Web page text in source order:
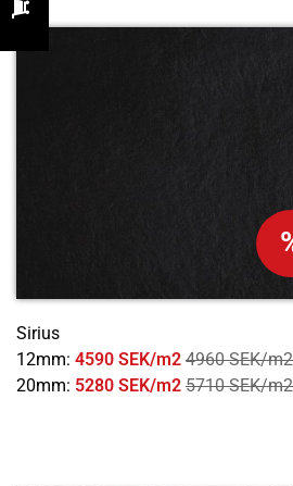
Sirius
12mm: 4590 SEK/m2 4960 SEK/m2
20mm: 5280 SEK/m2 5710 SEK/m2